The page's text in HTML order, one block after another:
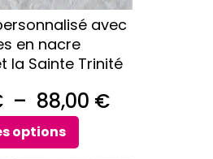
avec
en nacre
la Sainte Trinité
– 88,00 €Plage
options